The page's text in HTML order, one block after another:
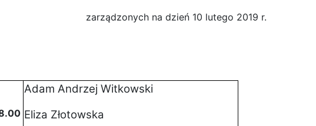
zarządzonych na dzień 10 lutego 2019 r.
Adam Andrzej Witkowski
Eliza Złotowska